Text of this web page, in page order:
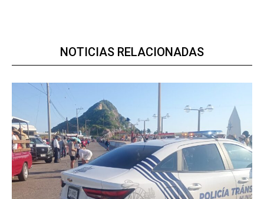
NOTICIAS RELACIONADAS